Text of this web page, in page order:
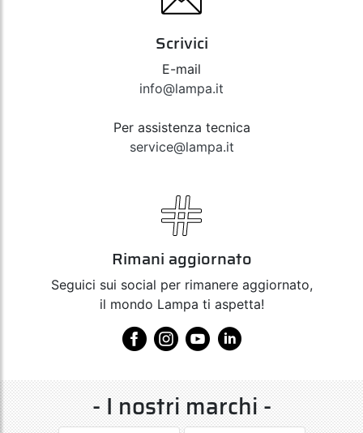
Scrivici
E-mail
info@lampa.it
Per assistenza tecnica
service@lampa.it
Rimani aggiornato
Seguici sui social per rimanere aggiornato,
il mondo Lampa ti aspetta!
- I nostri marchi -